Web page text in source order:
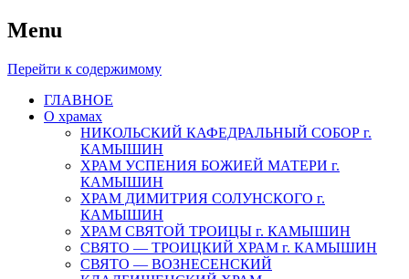
Menu
Перейти к содержимому
ГЛАВНОЕ
О храмах
НИКОЛЬСКИЙ КАФЕДРАЛЬНЫЙ СОБОР г.
КАМЫШИН
ХРАМ УСПЕНИЯ БОЖИЕЙ МАТЕРИ г.
КАМЫШИН
ХРАМ ДИМИТРИЯ СОЛУНСКОГО г.
КАМЫШИН
ХРАМ СВЯТОЙ ТРОИЦЫ г. КАМЫШИН
СВЯТО — ТРОИЦКИЙ ХРАМ г. КАМЫШИН
СВЯТО — ВОЗНЕСЕНСКИЙ